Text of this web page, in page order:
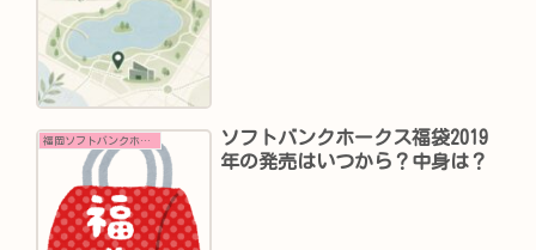
福岡ソフトバンクホークス情報
ソフトバンクホークス福袋2019
年の発売はいつから？中身は？